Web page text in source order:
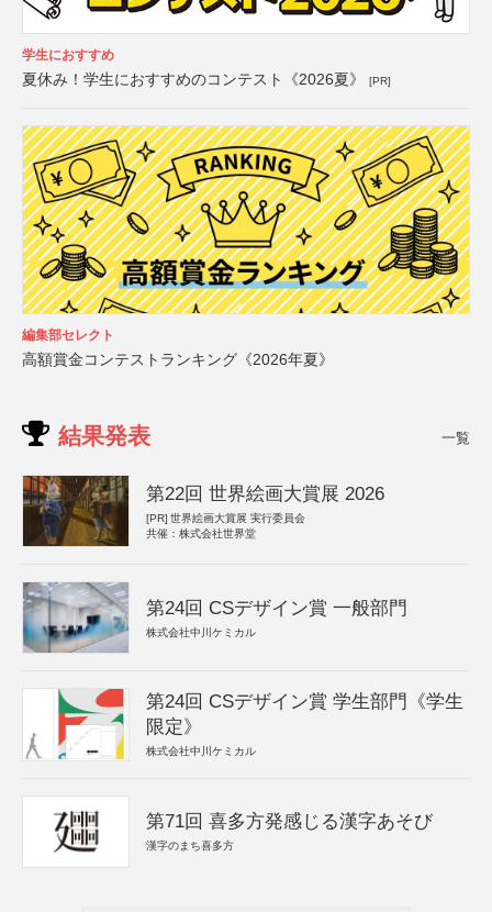
学生におすすめ
夏休み！学生におすすめのコンテスト《2026夏》 [PR]
編集部セレクト
高額賞金コンテストランキング《2026年夏》
結果発表 一覧
第22回 世界絵画大賞展 2026
[PR] 世界絵画大賞展 実行委員会
共催：株式会社世界堂
第24回 CSデザイン賞 一般部門
株式会社中川ケミカル
第24回 CSデザイン賞 学生部門《学生
限定》
株式会社中川ケミカル
第71回 喜多方発感じる漢字あそび
漢字のまち喜多方